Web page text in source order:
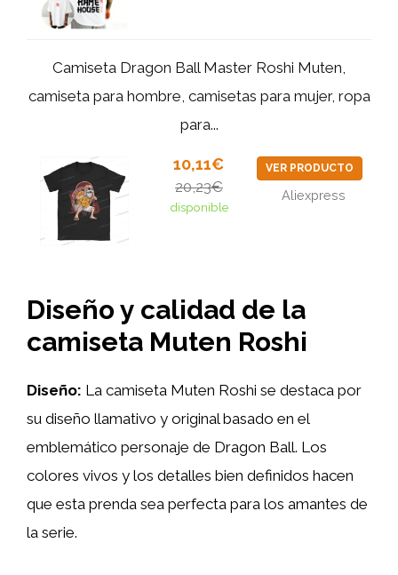
Camiseta Dragon Ball Master Roshi Muten,
camiseta para hombre, camisetas para mujer, ropa
para...
10,11€
20,23€
disponible
VER PRODUCTO
Aliexpress
Diseño y calidad de la
camiseta Muten Roshi
Diseño: La camiseta Muten Roshi se destaca por
su diseño llamativo y original basado en el
emblemático personaje de Dragon Ball. Los
colores vivos y los detalles bien definidos hacen
que esta prenda sea perfecta para los amantes de
la serie.